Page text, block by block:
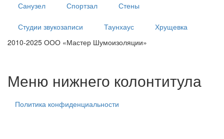
Санузел Спортзал Стены
Студии звукозаписи Таунхаус
Хрущевка
2010-2025 ООО «Мастер Шумоизоляции»
Меню нижнего колонтитула
Политика конфиденциальности